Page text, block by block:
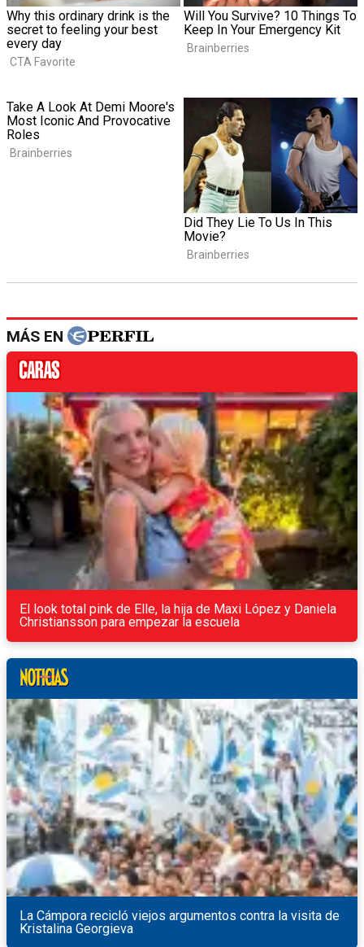
MÁS EN
El look total pink de Elle, la hija de Maxi López y Daniela
Christiansson para empezar la escuela
La Cámpora recicló viejos argumentos contra la visita de
Kristalina Georgieva